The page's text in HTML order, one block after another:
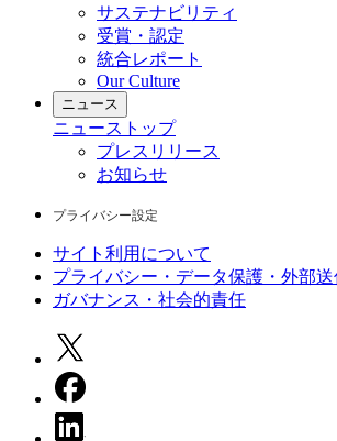
サステナビリティ
受賞・認定
統合レポート
Our Culture
ニュース
ニュース トップ
プレスリリース
お知らせ
プライバシー設定
サイト利用について
プライバシー・データ保護・外部送
ガバナンス・社会的責任